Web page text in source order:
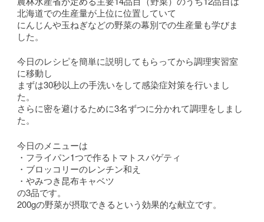
北海道での生産量が上位に位置していて
にんじんや玉ねぎなどの野菜の幕別での生産量も学びま
した。
今日のレシピを簡単に説明してもらってから調理実習室
に移動し
まずは30秒以上の手洗いをして感染症対策を行いまし
た。
さらに密を避けるために3名ずつに分かれて調理をしまし
た。
今日のメニューは
・フライパン1つで作るトマトスパゲティ
・ブロッコリーのレンチン和え
・やみつき昆布キャベツ
の3品です。
200gの野菜が摂取できるという効果的な献立です。